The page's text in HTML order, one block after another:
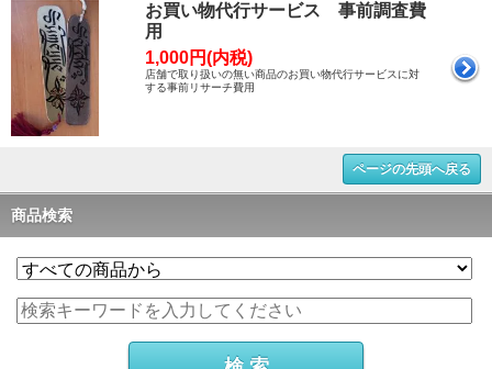
お買い物代行サービス 事前調査費
用
1,000円(内税)
店舗で取り扱いの無い商品のお買い物代行サービスに対
する事前リサーチ費用
ページの先頭へ戻る
商品検索